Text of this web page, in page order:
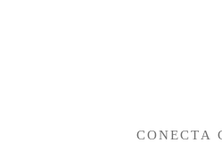
CONECTA